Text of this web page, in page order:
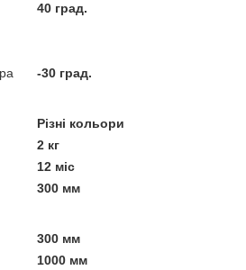
40 град.
-30 град.
Різні кольори
2 кг
12 міс
300 мм
300 мм
1000 мм